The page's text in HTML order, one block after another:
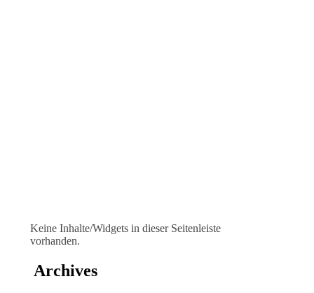
Keine Inhalte/Widgets in dieser Seitenleiste
vorhanden.
Archives